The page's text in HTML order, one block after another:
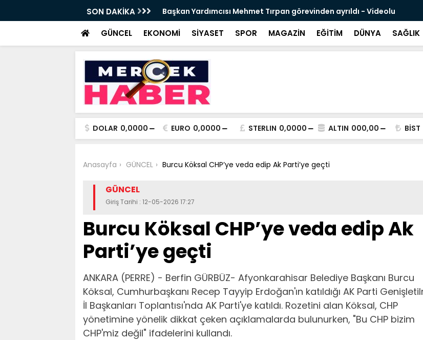
SON DAKİKA
Tırpan görevinden ayrıldı - Videolu Cevdet Yılmaz: Nitelikli İnsan Kaynağı İçin Milli Yetkinlik Hamlesi
GÜNCEL EKONOMİ SİYASET SPOR MAGAZİN EĞİTİM DÜNYA SAĞLIK
DOLAR 0,0000 EURO 0,0000 STERLIN 0,0000 ALTIN 000,00 BİST
Anasayfa GÜNCEL Burcu Köksal CHP’ye veda edip Ak Parti’ye geçti
GÜNCEL
Giriş Tarihi : 12-05-2026 17:27
Burcu Köksal CHP’ye veda edip Ak
Parti’ye geçti
ANKARA (PERRE) - Berfin GÜRBÜZ- Afyonkarahisar Belediye Başkanı Burcu
Köksal, Cumhurbaşkanı Recep Tayyip Erdoğan'ın katıldığı AK Parti
İl Başkanları Toplantısı'nda AK Parti'ye katıldı. Rozetini alan Köksal, CHP
yönetimine yönelik dikkat çeken açıklamalarda bulunurken, "Bu CHP bizim
CHP'miz değil" ifadelerini kullandı.